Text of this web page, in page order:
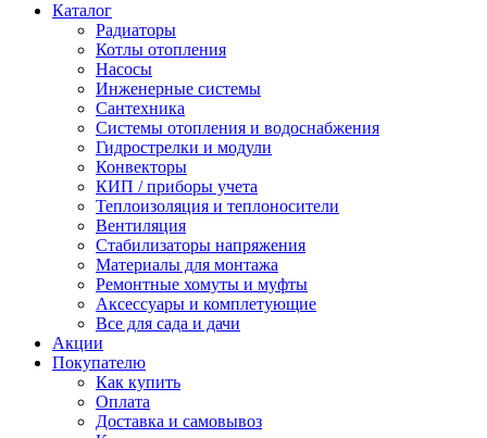
Каталог
Радиаторы
Котлы отопления
Насосы
Инженерные системы
Сантехника
Системы отопления и водоснабжения
Гидрострелки и модули
Конвекторы
КИП / приборы учета
Теплоизоляция и теплоносители
Вентиляция
Стабилизаторы напряжения
Материалы для монтажа
Ремонтные хомуты и муфты
Аксессуары и комплетующие
Все для сада и дачи
Акции
Покупателю
Как купить
Оплата
Доставка и самовывоз